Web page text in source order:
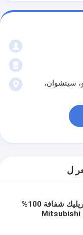
سيتشوان،
ل
لوحات أكريليك شفافة 100%
من شركة Mitsubishi